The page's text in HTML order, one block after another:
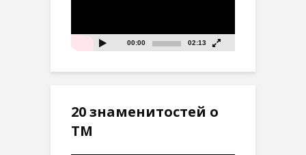
00:00 02:13
20 знаменитостей о
ТМ